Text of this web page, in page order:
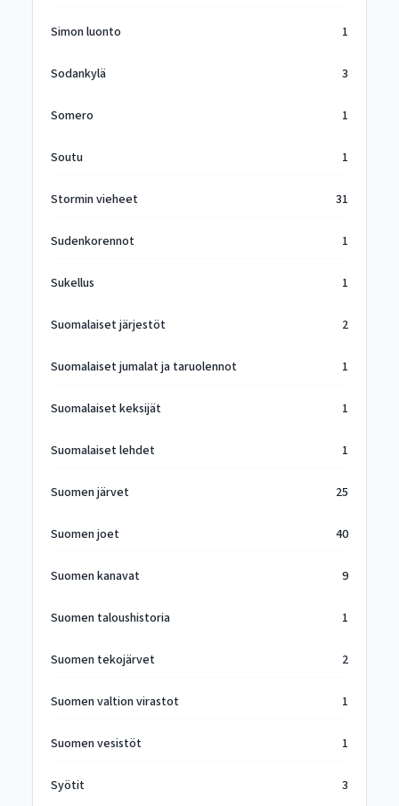
Simon luonto 1
Sodankylä 3
Somero 1
Soutu 1
Stormin vieheet 31
Sudenkorennot 1
Sukellus 1
Suomalaiset järjestöt 2
Suomalaiset jumalat ja taruolennot 1
Suomalaiset keksijät 1
Suomalaiset lehdet 1
Suomen järvet 25
Suomen joet 40
Suomen kanavat 9
Suomen taloushistoria 1
Suomen tekojärvet 2
Suomen valtion virastot 1
Suomen vesistöt 1
Syötit 3